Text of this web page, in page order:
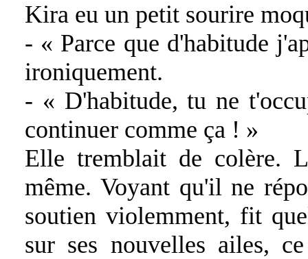
Kira eu un petit sourire
- « Parce que d'habitude
ironiquement.
- « D'habitude, tu ne
continuer comme ça ! »
Elle tremblait de colère.
même. Voyant qu'il ne
soutien violemment, fit
sur ses nouvelles ailes,